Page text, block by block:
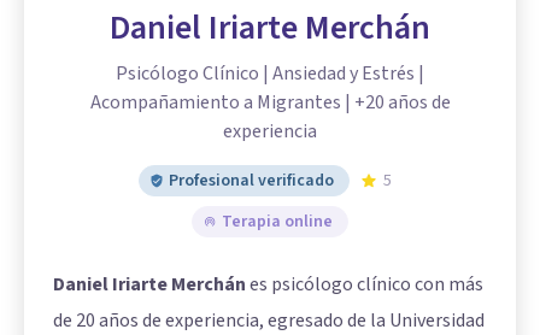
Daniel Iriarte Merchán
Psicólogo Clínico | Ansiedad y Estrés |
Acompañamiento a Migrantes | +20 años de
experiencia
Profesional verificado
5
Terapia online
Daniel Iriarte Merchánes psicólogo clínico con más
de 20 años de experiencia, egresado de la Universidad